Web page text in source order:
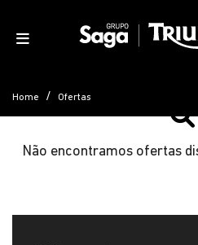
Home Ofertas
Não encontramos ofertas